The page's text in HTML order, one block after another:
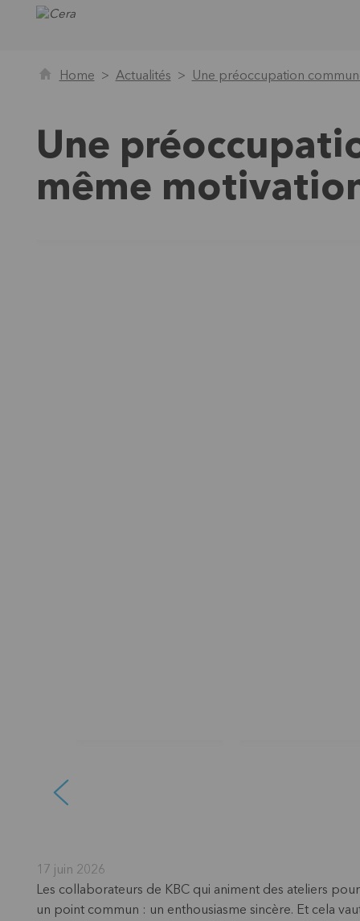
Home Actualités Une préoccupation
Une
même
17 juin 2026
Les collaborateurs de KBC qui animent des ateliers
un point commun : un enthousiasme sincère. Et cela